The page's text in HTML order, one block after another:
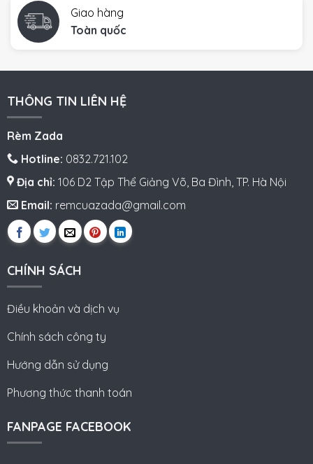
Giao hàng
Toàn quốc
THÔNG TIN LIÊN HỆ
Rèm Zada
Hotline: 0832.721.102
Địa chỉ: 106 D2 Tập Thể Giảng Võ, Ba Đình, TP. Hà Nội
Email: remcuazada@gmail.com
CHÍNH SÁCH
Điều khoản và dịch vụ
Chính sách công ty
Hướng dẫn sử dụng
Phương thức thanh toán
FANPAGE FACEBOOK